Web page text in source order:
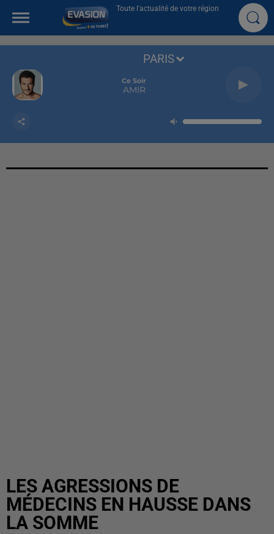
Toute l'actualité de votre région
Ce Soir
AMIR
PARIS
LES AGRESSIONS DE
MÉDECINS EN HAUSSE DANS
LA SOMME